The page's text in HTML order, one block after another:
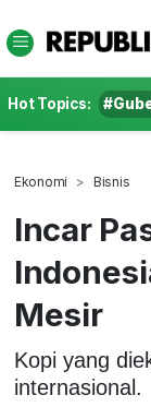
Hot Topics:
Ekonomi Bisnis
Incar
Mesir
Kopi yang
internasional.